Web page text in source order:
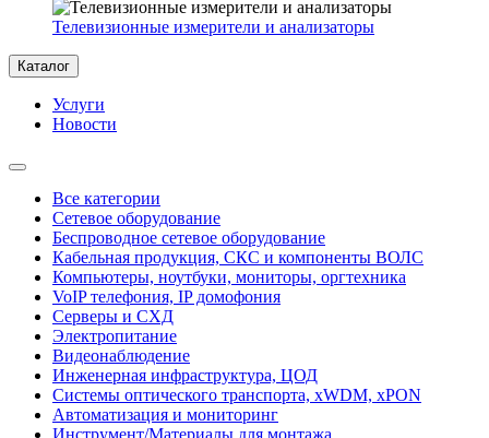
Телевизионные измерители и анализаторы
Каталог
Услуги
Новости
Все категории
Сетевое оборудование
Беспроводное сетевое оборудование
Кабельная продукция, СКС и компоненты ВОЛС
Компьютеры, ноутбуки, мониторы, оргтехника
VoIP телефония, IP домофония
Серверы и СХД
Электропитание
Видеонаблюдение
Инженерная инфраструктура, ЦОД
Системы оптического транспорта, xWDM, xPON
Автоматизация и мониторинг
Инструмент/Материалы для монтажа